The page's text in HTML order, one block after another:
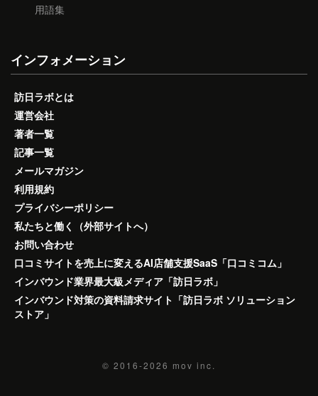
用語集
インフォメーション
訪日ラボとは
運営会社
著者一覧
記事一覧
メールマガジン
利用規約
プライバシーポリシー
私たちと働く（外部サイトへ）
お問い合わせ
口コミサイトを売上に変えるAI店舗支援SaaS「口コミコム」
インバウンド業界最大級メディア「訪日ラボ」
インバウンド対策の資料請求サイト「訪日ラボ ソリューション
ストア」
© 2016-2026 mov inc.